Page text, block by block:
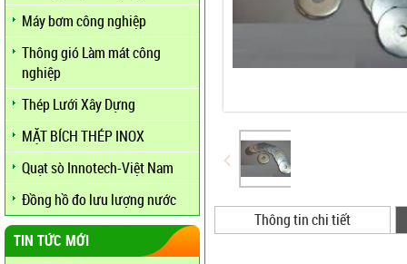
Máy bơm công nghiệp
Thông gió Làm mát công
nghiệp
Thép Lưới Xây Dựng
MẶT BÍCH THÉP INOX
Quạt sò Innotech-Việt Nam
Đồng hồ đo lưu lượng nước
TIN TỨC MỚI
Thông tin chi tiết